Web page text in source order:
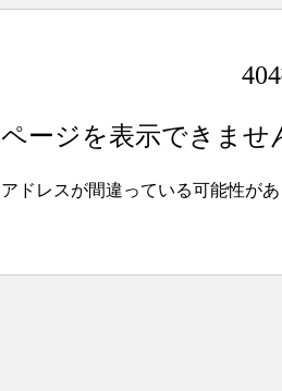
ページを表示できませ
アドレスが間違っている可能性が